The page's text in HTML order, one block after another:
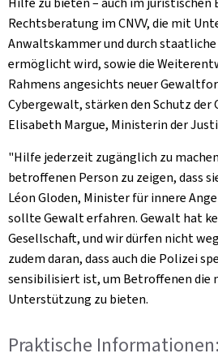
Rechtsberatung im CNVV, die mit
Anwaltskammer und durch
ermöglicht wird, sowie die
Rahmens angesichts neuer
Cybergewalt, stärken den Schutz der
Elisabeth Margue, Ministerin der
"Hilfe jederzeit zugänglich zu
betroffenen Person zu zeigen, dass
Léon Gloden, Minister für innere
sollte Gewalt erfahren. Gewalt hat
Gesellschaft, und wir dürfen nicht
zudem daran, dass auch die Polizei
sensibilisiert ist, um Betroffenen die
Unterstützung zu bieten.
Praktische Informationen: